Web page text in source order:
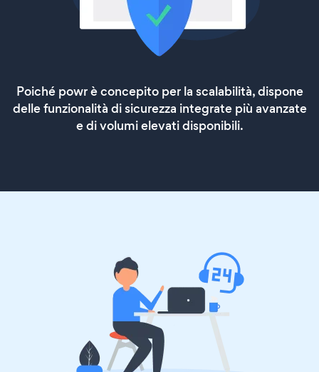
Poiché powr è concepito per la scalabilità, dispone
delle funzionalità di sicurezza integrate più avanzate
e di volumi elevati disponibili.